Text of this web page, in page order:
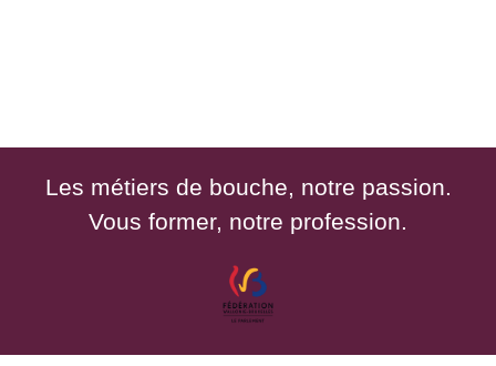
Les métiers de bouche, notre passion.
Vous former, notre profession.